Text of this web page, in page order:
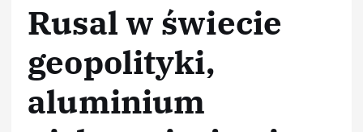
Rusal w świecie
geopolityki,
aluminium